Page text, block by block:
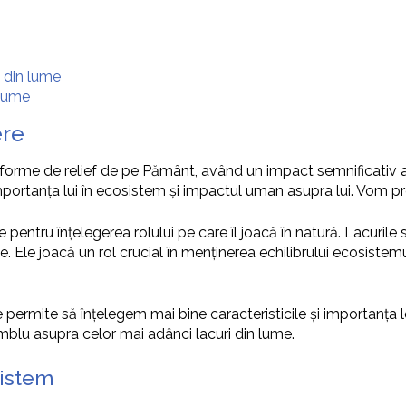
lume
de relief de pe Pământ, având un impact semnificativ
lui în ecosistem și impactul uman asupra lui. Vom
înțelegerea rolului pe care îl joacă în natură.
joacă un rol crucial în menținerea echilibrului
să înțelegem mai bine caracteristicile și
asupra celor mai adânci lacuri din lume.